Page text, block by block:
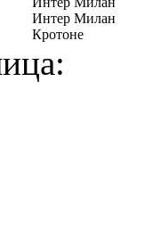
Интер Милан
Кротоне